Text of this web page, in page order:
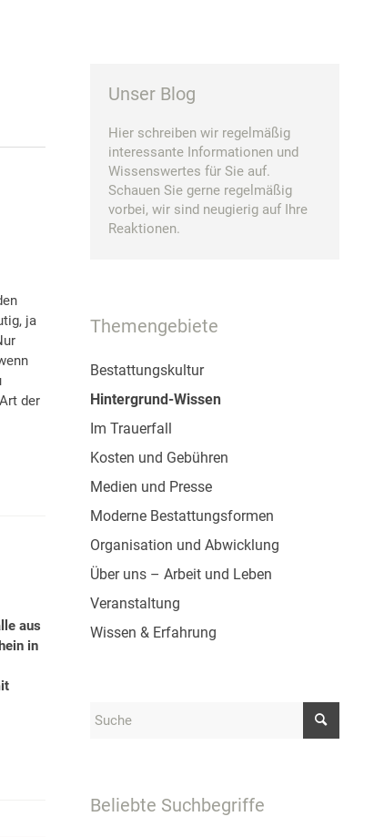
ja
der
aus
in
Unser Blog
Hier schreiben wir regelmäßig
interessante Informationen und
Wissenswertes für Sie auf.
Schauen Sie gerne regelmäßig
vorbei, wir sind neugierig auf Ihre
Reaktionen.
Themengebiete
Bestattungskultur
Hintergrund-Wissen
Im Trauerfall
Kosten und Gebühren
Medien und Presse
Moderne Bestattungsformen
Organisation und Abwicklung
Über uns – Arbeit und Leben
Veranstaltung
Wissen & Erfahrung
Beliebte Suchbegriffe